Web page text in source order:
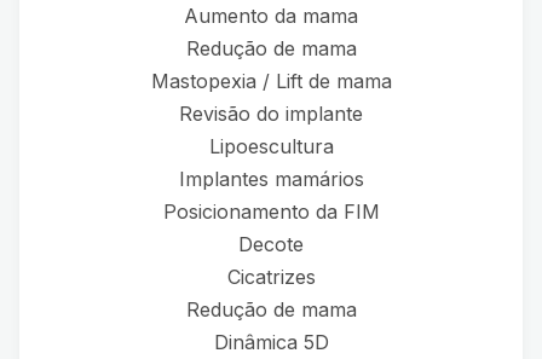
Aumento da mama
Redução de mama
Mastopexia / Lift de mama
Revisão do implante
Lipoescultura
Implantes mamários
Posicionamento da FIM
Decote
Cicatrizes
Redução de mama
Dinâmica 5D